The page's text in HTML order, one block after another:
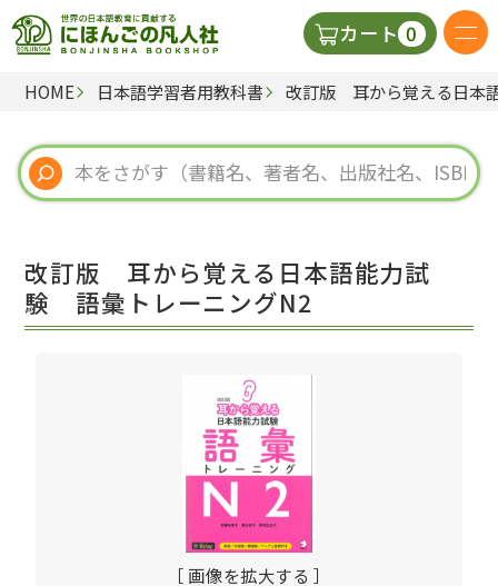
カート 0
日本語の教科書
視聴覚・補助教材
教師用参考書
HOME 日本語学習者用教科書 改訂版 耳から覚える日本
改訂版 耳から覚える日本語能力試
験 語彙トレーニングN2
［ 画像を拡大する ］